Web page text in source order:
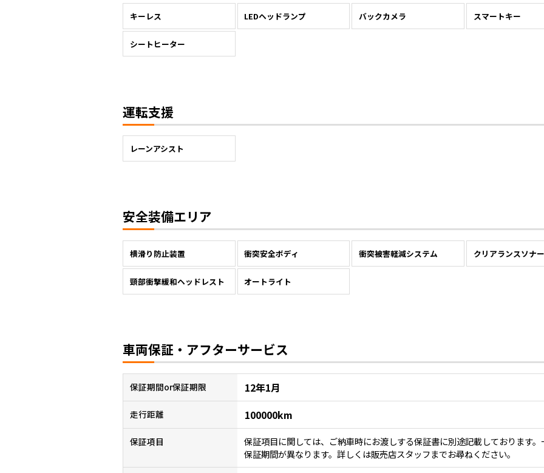
キーレス LEDヘッドランプ バックカメラ スマートキー
シートヒーター
運転支援
レーンアシスト
安全装備エリア
横滑り防止装置 衝突安全ボディ 衝突被害軽減システム クリアランスソナー
頸部衝撃緩和ヘッドレスト オートライト
車両保証・アフターサービス
保証期間or保証期限 12年1月
走行距離 100000km
保証項目
保証項目に関しては、ご納車時にお渡しする保証書に別途記載しております
保証期間が異なります。詳しくは販売店スタッフまでお尋ねください。